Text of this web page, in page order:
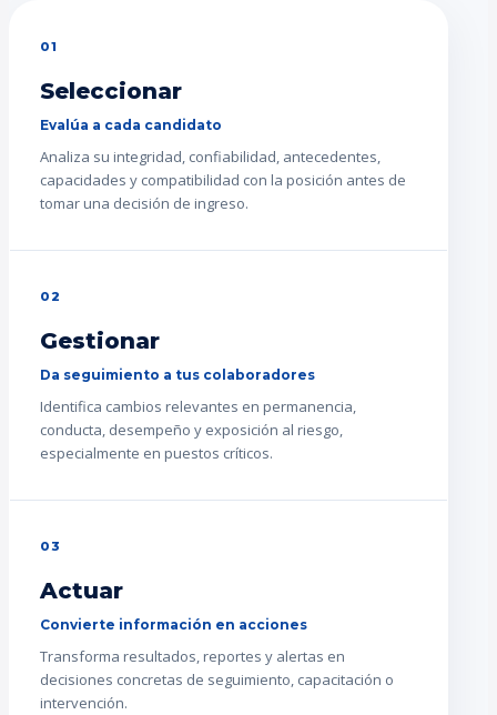
01
Seleccionar
Evalúa a cada candidato
Analiza su integridad, confiabilidad, antecedentes,
capacidades y compatibilidad con la posición antes de
tomar una decisión de ingreso.
02
Gestionar
Da seguimiento a tus colaboradores
Identifica cambios relevantes en permanencia,
conducta, desempeño y exposición al riesgo,
especialmente en puestos críticos.
03
Actuar
Convierte información en acciones
Transforma resultados, reportes y alertas en
decisiones concretas de seguimiento, capacitación o
intervención.